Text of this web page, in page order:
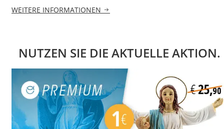
WEITERE INFORMATIONEN
NUTZEN SIE DIE AKTUELLE AKTION.